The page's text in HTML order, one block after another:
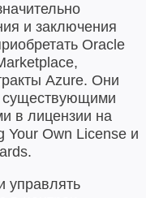
и заключения
Oracle
Azure. Они
существующими
в лицензии на
Your Own License и
управлять